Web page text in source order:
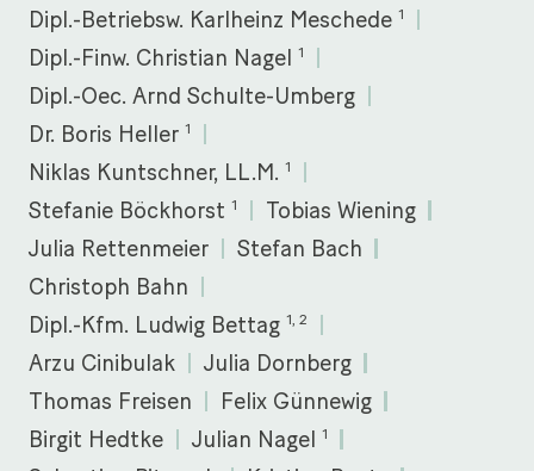
Dipl.-Betriebsw. Karlheinz Meschede 1
Dipl.-Finw. Christian Nagel 1
Dipl.-Oec. Arnd Schulte-Umberg
Dr. Boris Heller 1
Niklas Kuntschner, LL.M. 1
Stefanie Böckhorst 1
Tobias Wiening
Julia Rettenmeier
Stefan Bach
Christoph Bahn
Dipl.-Kfm. Ludwig Bettag 1, 2
Arzu Cinibulak
Julia Dornberg
Thomas Freisen
Felix Günnewig
Birgit Hedtke
Julian Nagel 1